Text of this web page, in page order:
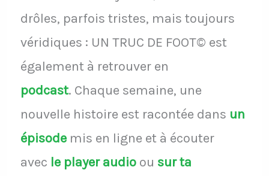
drôles, parfois tristes, mais toujours
véridiques : UN TRUC DE FOOT© est
également à retrouver en
podcast. Chaque semaine, une
nouvelle histoire est racontée dans un
épisodemis en ligne et à écouter
avec le player audio ou sur ta